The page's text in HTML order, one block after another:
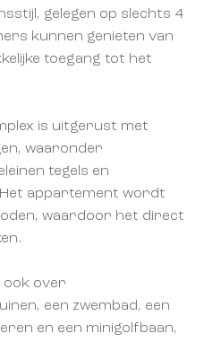
gelegen op slechts 4
kunnen genieten van
toegang tot het
is uitgerust met
waaronder
tegels en
appartement wordt
waardoor het direct
ook over
een zwembad, een
en een minigolfbaan,